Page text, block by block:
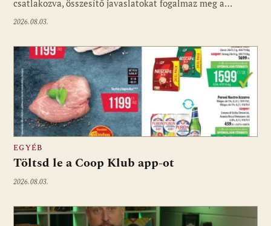
csatlakozva, összesítő javaslatokat fogalmaz meg a…
2026.08.03.
EGYÉB
Töltsd le a Coop Klub app-ot
2026.08.03.